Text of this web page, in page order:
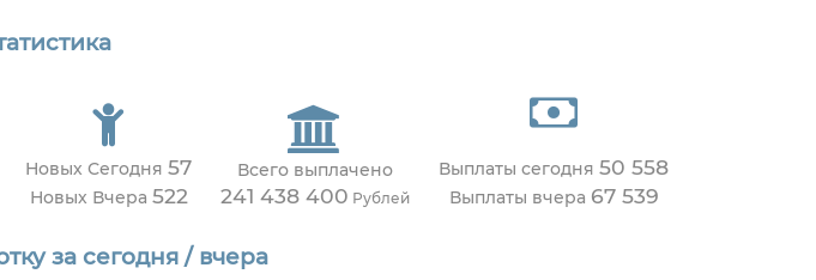
Новых Сегодня 57
Новых Вчера 522
Всего выплачено
241 438 400 Рублей
Выплаты сегодня 50 558
Выплаты вчера 67 539
за сегодня / вчера